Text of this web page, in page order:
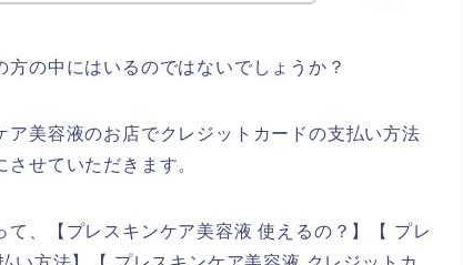
の中にはいるのではないでしょうか？
美容液のお店でクレジットカードの支払い方法
せていただきます。
、【プレスキンケア美容液 使えるの？】【 プレ